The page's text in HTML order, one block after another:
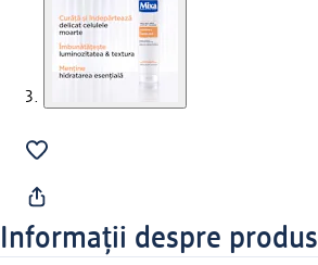
Informații despre produs